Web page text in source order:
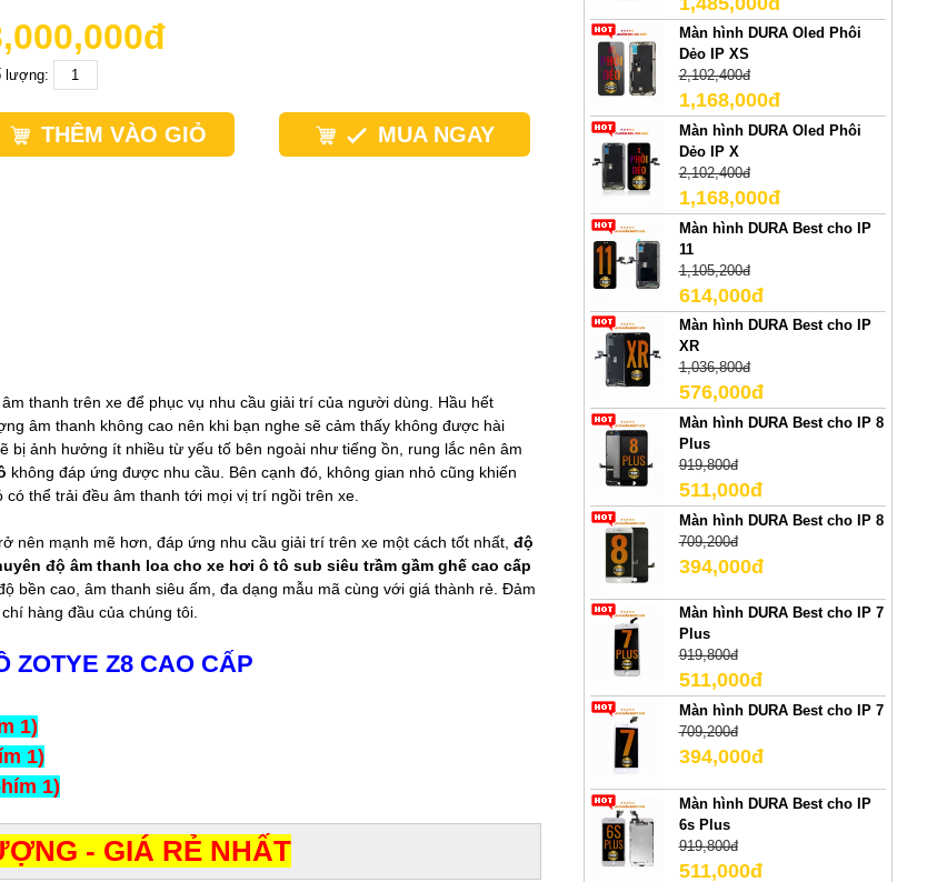
lượng:
THÊM VÀO GIỎ MUA NGAY
thanh trên xe để phục vụ nhu cầu giải trí của người dùng. Hầu hết
âm thanh không cao nên khi bạn nghe sẽ cảm thấy không được hài
ảnh hưởng ít nhiều từ yếu tố bên ngoài như tiếng ồn, rung lắc nên âm
không đáp ứng được nhu cầu. Bên cạnh đó, không gian nhỏ cũng khiến
thể trải đều âm thanh tới mọi vị trí ngồi trên xe.
nên mạnh mẽ hơn, đáp ứng nhu cầu giải trí trên xe một cách tốt nhất,độ
độ âm thanh loa cho xe hơi ô tô sub siêu trầm gầm ghế cao cấp
bền cao, âm thanh siêu ấm, đa dạng mẫu mã cùng với giá thành rẻ. Đảm
hàng đầu của chúng tôi.
ZOTYE Z8 CAO CẤP
1)
1)
1)
- GIÁ RẺ NHẤT
Màn hình DURA Oled Phôi
Dẻo IP XS
2,102,400đ
1,168,000đ
Màn hình DURA Oled Phôi
Dẻo IP X
2,102,400đ
1,168,000đ
Màn hình DURA Best cho IP
11
1,105,200đ
614,000đ
Màn hình DURA Best cho IP
XR
1,036,800đ
576,000đ
Màn hình DURA Best cho IP 8
Plus
919,800đ
511,000đ
Màn hình DURA Best cho IP 8
709,200đ
394,000đ
Màn hình DURA Best cho IP 7
Plus
919,800đ
511,000đ
Màn hình DURA Best cho IP 7
709,200đ
394,000đ
Màn hình DURA Best cho IP
6s Plus
919,800đ
511,000đ